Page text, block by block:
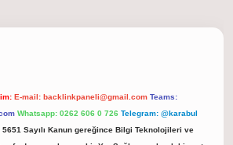
E-mail: backlinkpaneli@gmail.com Teams:
Whatsapp: 0262 606 0 726 Telegram: @karabul
5651 Sayılı Kanun gereğince Bilgi Teknolojileri ve